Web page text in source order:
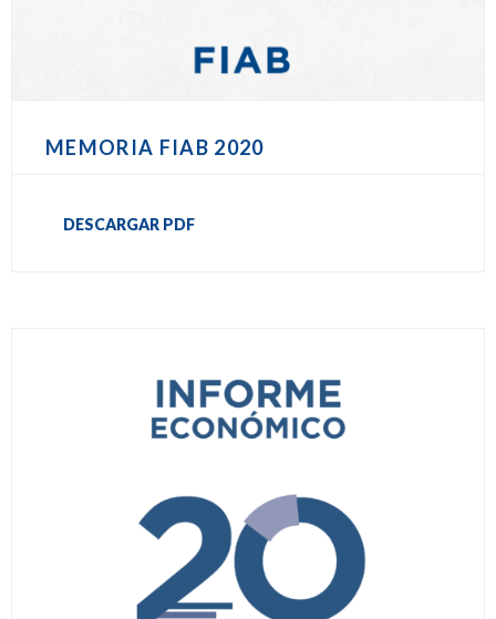
MEMORIA FIAB 2020
DESCARGAR PDF